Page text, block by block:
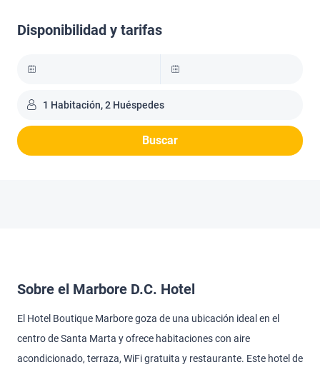
Disponibilidad y tarifas
1 Habitación, 2 Huéspedes
Buscar
Sobre el Marbore D.C. Hotel
El Hotel Boutique Marbore goza de una ubicación ideal en el
centro de Santa Marta y ofrece habitaciones con aire
acondicionado, terraza, WiFi gratuita y restaurante. Este hotel de